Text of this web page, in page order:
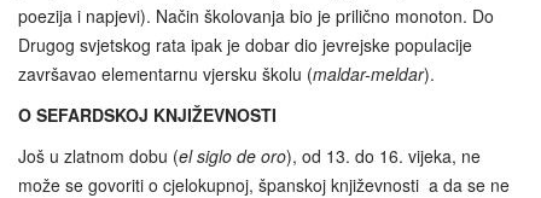
poezija i napjevi). Način školovanja bio je prilično monoton. Do
Drugog svjetskog rata ipak je dobar dio jevrejske populacije
završavao elementarnu vjersku školu (maldar-meldar).
O SEFARDSKOJ KNJIŽEVNOSTI
Još u zlatnom dobu (el siglo de oro), od 13. do 16. vijeka, ne
može se govoriti o cjelokupnoj, španskoj književnosti a da se ne